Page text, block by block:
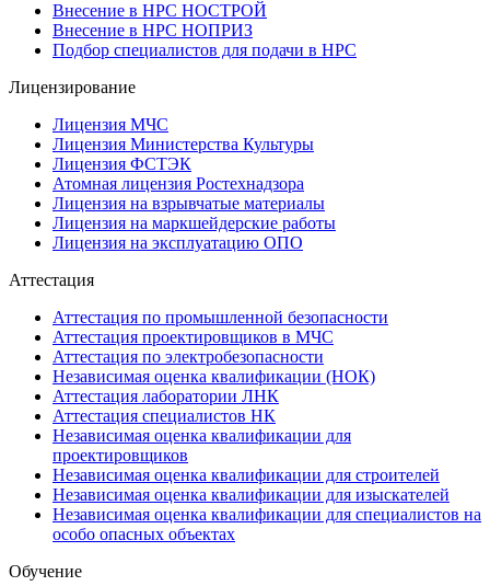
Внесение в НРС НОСТРОЙ
Внесение в НРС НОПРИЗ
Подбор специалистов для подачи в НРС
Лицензирование
Лицензия МЧС
Лицензия Министерства Культуры
Лицензия ФСТЭК
Атомная лицензия Ростехнадзора
Лицензия на взрывчатые материалы
Лицензия на маркшейдерские работы
Лицензия на эксплуатацию ОПО
Аттестация
Аттестация по промышленной безопасности
Аттестация проектировщиков в МЧС
Аттестация по электробезопасности
Независимая оценка квалификации (НОК)
Аттестация лаборатории ЛНК
Аттестация специалистов НК
Независимая оценка квалификации для
проектировщиков
Независимая оценка квалификации для строителей
Независимая оценка квалификации для изыскателей
Независимая оценка квалификации для специалистов на
особо опасных объектах
Обучение